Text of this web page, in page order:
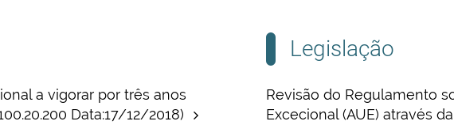
a vigorar por três anos
Data:17/12/2018)
Legislação
Revisão do Regulamento
Excecional (AUE) através